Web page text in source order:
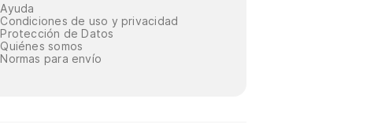
Ayuda
Condiciones de uso y privacidad
Protección de Datos
Quiénes somos
Normas para envío